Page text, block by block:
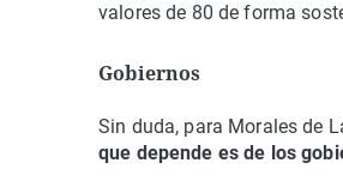
valores de 80 de forma
Gobiernos
Sin duda, para Morales de
que depende es de los